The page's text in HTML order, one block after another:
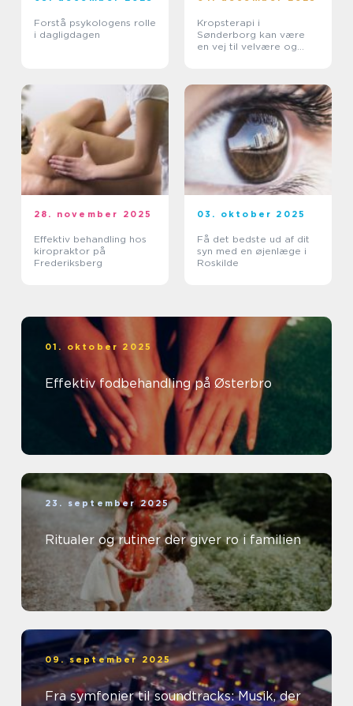
Forstå psykologens rolle
i dagligdagen
Kropsterapi i
Sønderborg kan være
en vej til velvære og
28. november 2025
Effektiv behandling hos
kiropraktor på
Frederiksberg
03. oktober 2025
Få det bedste ud af dit
syn med en øjenlæge i
Roskilde
01. oktober 2025
Effektiv fodbehandling på Østerbro
23. september 2025
Ritualer og rutiner der giver ro i familien
09. september 2025
Fra symfonier til soundtracks: Musik, der